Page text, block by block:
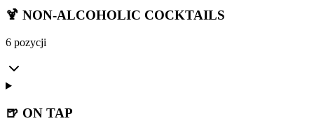
🍹 NON-ALCOHOLIC COCKTAILS
6 pozycji
🍺 ON TAP